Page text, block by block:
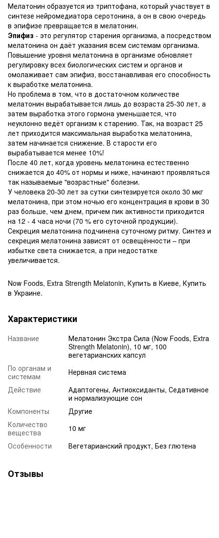
Мелатонин образуется из триптофана, который участвует в
синтезе нейромедиатора серотонина, а он в свою очередь
в эпифизе превращается в мелатонин.
Эпифиз - это регулятор старения организма, а посредством
мелатонина он даёт указания всем системам организма.
Повышение уровня мелатонина в организме обновляет
регулировку всех биологических систем и органов и
омолаживает сам эпифиз, восстанавливая его способность
к выработке мелатонина.
Но проблема в том, что в достаточном количестве
мелатонин вырабатывается лишь до возраста 25-30 лет, а
затем выработка этого гормона уменьшается, что
неуклонно ведёт организм к старению. Так, на возраст 25
лет приходится максимальная выработка мелатонина,
затем начинается снижение. В старости его
вырабатывается менее 10%!
После 40 лет, когда уровень мелатонина естественно
снижается до 40% от нормы и ниже, начинают проявляться
так называемые "возрастные" болезни.
У человека 20-30 лет за сутки синтезируется около 30 мкг
мелатонина, при этом ночью его концентрация в крови в 30
раз больше, чем днем, причем пик активности приходится
на 12 - 4 часа ночи (70 % его суточной продукции).
Секреция мелатонина подчинена суточному ритму. Синтез и
секреция мелатонина зависят от освещённости – при
избытке света снижается, а при недостатке
увеличивается.
Now Foods, Extra Strength Melatonin, Купить в Киеве, Купить
в Украине.
Характеристики
Название
Мелатонин Экстра Сила (Now Foods, Extra
Strength Melatonin), 10 мг, 100
вегетарианских капсул
По органам и
системам
Нервная система
Действие
Адаптогены, Антиоксиданты, Седативное
и нормализующие сон
Компоненты
Другие
Количество
вещества
10 мг
Особенности
Вегетарианский продукт, Без глютена
Отзывы